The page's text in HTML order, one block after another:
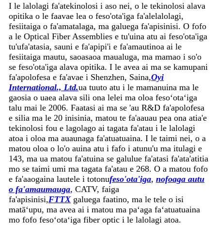
I le lalolagi fa'atekinolosi i aso nei, o le tekinolosi alava
opitika o le faavae lea o feso'ota'iga fa'alelalolagi,
fesiitaiga o fa'amatalaga, ma galuega fa'apisinisi. O fofo
a le Optical Fiber Assemblies e tu'uina atu ai feso'ota'iga
tu'ufa'atasia, sauni e fa'apipi'i e fa'amautinoa ai le
fesiitaiga mautu, saoasaoa maualuga, ma mamao i so'o
se feso'ota'iga alava opitika. I le avea ai ma se kamupani
fa'apolofesa e fa'avae i Shenzhen, Saina,Oyi
International., Ltd.ua tuuto atu i le mamanuina ma le
gaosia o uaea alava sili ona lelei ma oloa fesoʻotaʻiga
talu mai le 2006. Faatasi ai ma se 'au R&D fa'apolofesa
e silia ma le 20 inisinia, matou te fa'aauau pea ona atia'e
tekinolosi fou e lagolago ai tagata fa'atau i le lalolagi
atoa i oloa ma auaunaga fa'atuatuaina. I le taimi nei, o a
matou oloa o lo'o auina atu i fafo i atunu'u ma itulagi e
143, ma ua matou fa'atuina se galulue fa'atasi fa'ata'atitia
mo se taimi umi ma tagata fa'atau e 268. O a matou fofo
e fa'aaogaina lautele i totonufeso'ota'iga, nofoaga autu
o fa'amaumauga, CATV, faiga
fa'apisinisi,FTTX galuega faatino, ma le tele o isi
matāʻupu, ma avea ai i matou ma paʻaga faʻatuatuaina
mo fofo fesoʻotaʻiga fiber optic i le lalolagi atoa.